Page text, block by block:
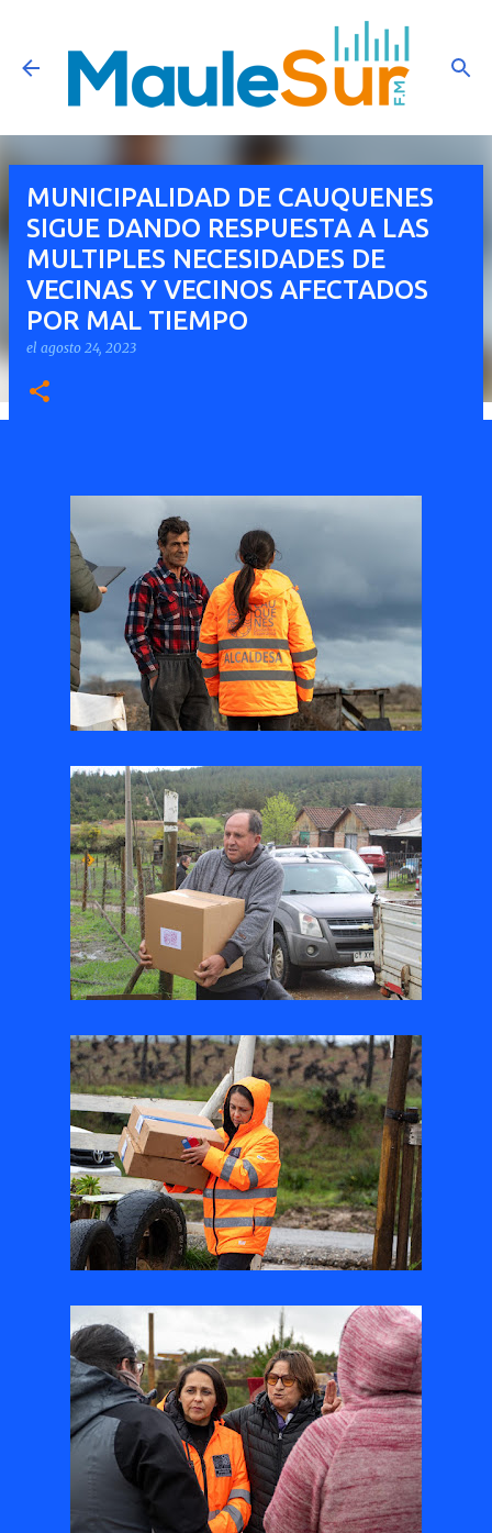
Ir al contenido principal
MUNICIPALIDAD DE CAUQUENES
SIGUE DANDO RESPUESTA A LAS
MULTIPLES NECESIDADES DE
VECINAS Y VECINOS AFECTADOS
POR MAL TIEMPO
el agosto 24, 2023